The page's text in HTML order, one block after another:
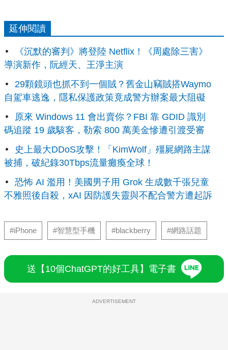
延伸閱讀
《沉默的審判》將登陸 Netflix！《周處除三害》
導演新作，阮經天、王淨主演
29顆鏡頭也抓不到一個賊？舊金山竊賊搭Waymo
自駕車逃逸，隱私保護政策竟成警方辦案最大阻礙
原來 Windows 11 會出賣你？FBI 靠 GDID 識別
碼追蹤 19 歲駭客，勒索 800 萬美金慘遭引渡受審
史上最大DDoS攻擊！「KimWolf」殭屍網路主謀
被捕，破紀錄30Tbps流量癱瘓全球！
恐怖 AI 濫用！美國男子用 Grok 生成數千張兒童
不雅照後自殺，xAI 因防護失靈與不配合警方遭起訴
#iPhone #智慧型手機 #blackberry #網路話題
送【10個ChatGPT的好工具】電子書
ADVERTISEMENT